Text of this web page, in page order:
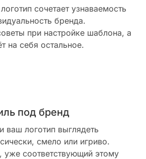
сочетает узнаваемость
бренда.
при настройке шаблона, а
на себя остальное.
под бренд
ваш логотип выглядеть
смело или игриво.
уже соответствующий этому